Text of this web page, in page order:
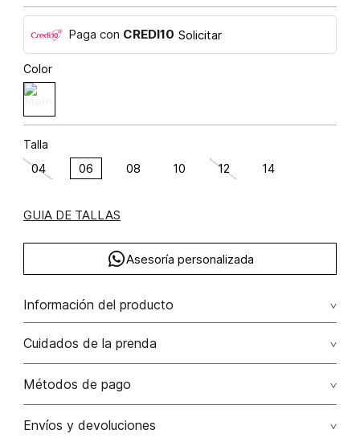
Paga con CREDI10 Solicitar
Color
Talla
04 06 08 10 12 14
GUIA DE TALLAS
Asesoría personalizada
Información del producto
Jean bota recta tiro alto cinco bolsillos algodón 100%
Cuidados de la prenda
Cuidados: no aplicar detergentes con blanqueadores o
Métodos de pago
Tarjetas de crédito: Visa, Dinners, Master Card y American
Envíos y devoluciones